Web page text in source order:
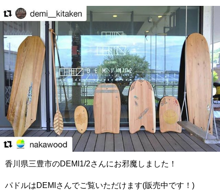
香川県三豊市のDEMI1/2さんにお邪魔しました！
パドルはDEMIさんでご覧いただけます(販売中です！)